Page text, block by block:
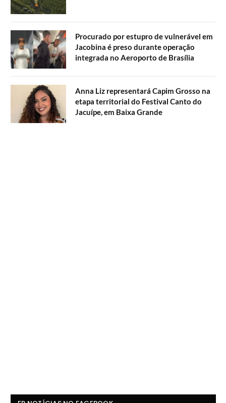
Procurado por estupro de vulnerável em
Jacobina é preso durante operação
integrada no Aeroporto de Brasília
Anna Liz representará Capim Grosso na
etapa territorial do Festival Canto do
Jacuípe, em Baixa Grande